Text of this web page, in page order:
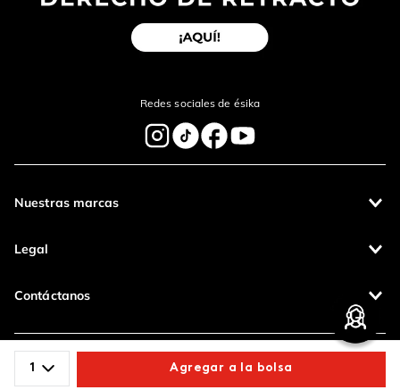
1 Agregar a la bolsa
Redes sociales de ésika
Nuestras marcas
Legal
Contáctanos
Pagos 100%
seguros
Entregas a todo
el país